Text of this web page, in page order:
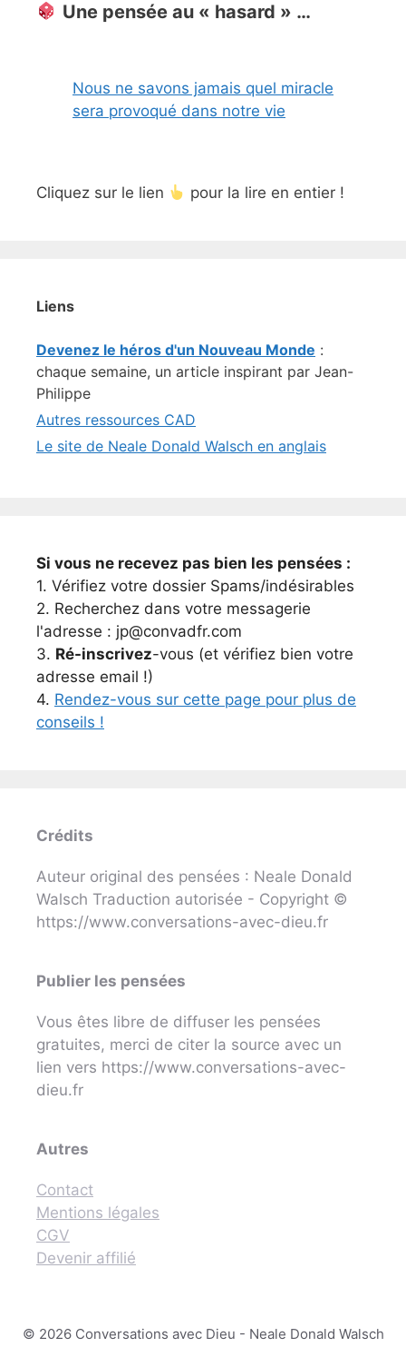
Une pensée au « hasard » …
Nous ne savons jamais quel miracle
sera provoqué dans notre vie
Cliquez sur le lien pour la lire en entier !
Liens
Devenez le héros d'un Nouveau Monde :
chaque semaine, un article inspirant par Jean-
Philippe
Autres ressources CAD
Le site de Neale Donald Walsch en anglais
Si vous ne recevez pas bien les pensées :
1. Vérifiez votre dossier Spams/indésirables
2. Recherchez dans votre messagerie
l'adresse : jp@convadfr.com
3. Ré-inscrivez-vous (et vérifiez bien votre
adresse email !)
4. Rendez-vous sur cette page pour plus de
conseils !
Crédits
Auteur original des pensées : Neale Donald
Walsch Traduction autorisée - Copyright ©
https://www.conversations-avec-dieu.fr
Publier les pensées
Vous êtes libre de diffuser les pensées
gratuites, merci de citer la source avec un
lien vers https://www.conversations-avec-
dieu.fr
Autres
Contact
Mentions légales
CGV
Devenir affilié
© 2026 Conversations avec Dieu - Neale Donald Walsch